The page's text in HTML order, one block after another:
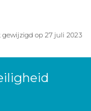
gewijzigd op 27 juli 2023